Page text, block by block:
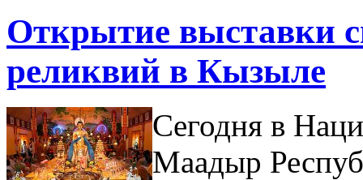
Открытие выставки
реликвий в Кызыле
Сегодня в
Маадыр